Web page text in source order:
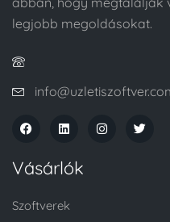
legjobb megoldásokat.
Vásárlók
Szoftverek